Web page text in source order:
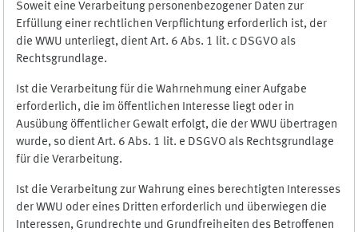
Soweit eine Verarbeitung personenbezogener Daten zur
Erfüllung einer rechtlichen Verpflichtung erforderlich ist, der
die WWU unterliegt, dient Art. 6 Abs. 1 lit. c DSGVO als
Rechtsgrundlage.
Ist die Verarbeitung für die Wahrnehmung einer Aufgabe
erforderlich, die im öffentlichen Interesse liegt oder in
Ausübung öffentlicher Gewalt erfolgt, die der WWU übertragen
wurde, so dient Art. 6 Abs. 1 lit. e DSGVO als Rechtsgrundlage
für die Verarbeitung.
Ist die Verarbeitung zur Wahrung eines berechtigten Interesses
der WWU oder eines Dritten erforderlich und überwiegen die
Interessen, Grundrechte und Grundfreiheiten des Betroffenen